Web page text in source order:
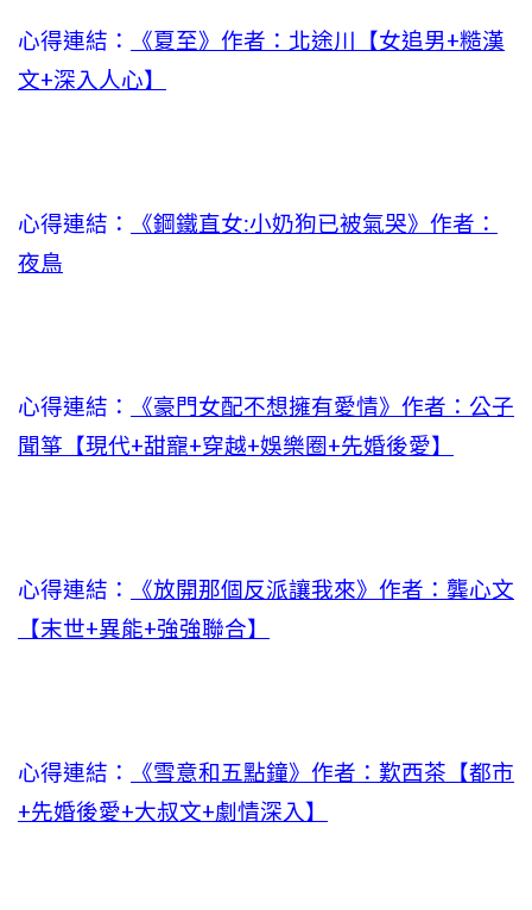
心得連結：
《夏至》作者：北途川【女追男+糙漢
文+深入人心】
心得連結：
《鋼鐵直女:小奶狗已被氣哭》作者：
夜鳥
心得連結：
《豪門女配不想擁有愛情》作者：公子
聞箏【現代+甜寵+穿越+娛樂圈+先婚後愛】
心得連結：
《放開那個反派讓我來》作者：龔心文
【末世+異能+強強聯合】
心得連結：
《雪意和五點鐘》作者：歎西茶【都市
+先婚後愛+大叔文+劇情深入】